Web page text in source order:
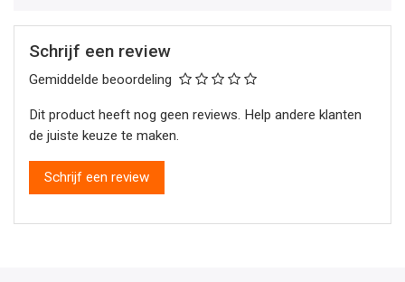
Schrijf een review
Gemiddelde beoordeling
Dit product heeft nog geen reviews. Help andere klanten
de juiste keuze te maken.
Schrijf een review